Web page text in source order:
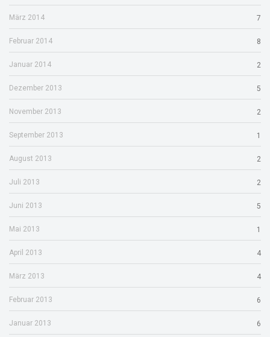
März 2014 7
Februar 2014 8
Januar 2014 2
Dezember 2013 5
November 2013 2
September 2013 1
August 2013 2
Juli 2013 2
Juni 2013 5
Mai 2013 1
April 2013 4
März 2013 4
Februar 2013 6
Januar 2013 6